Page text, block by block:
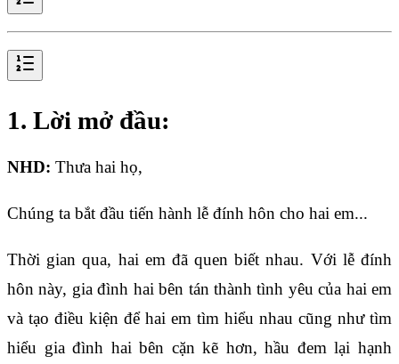
1. Lời mở đầu:
NHD: Thưa hai họ,
Chúng ta bắt đầu tiến hành lễ đính hôn cho hai em...
Thời gian qua, hai em đã quen biết nhau. Với lễ đính
hôn này, gia đình hai bên tán thành tình yêu của hai em
và tạo điều kiện để hai em tìm hiểu nhau cũng như tìm
hiểu gia đình hai bên cặn kẽ hơn, hầu đem lại hạnh